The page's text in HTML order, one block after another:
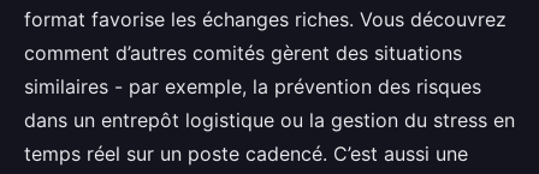
format favorise les échanges riches. Vous découvrez
comment d’autres comités gèrent des situations
similaires - par exemple, la prévention des risques
dans un entrepôt logistique ou la gestion du stress en
temps réel sur un poste cadencé. C’est aussi une